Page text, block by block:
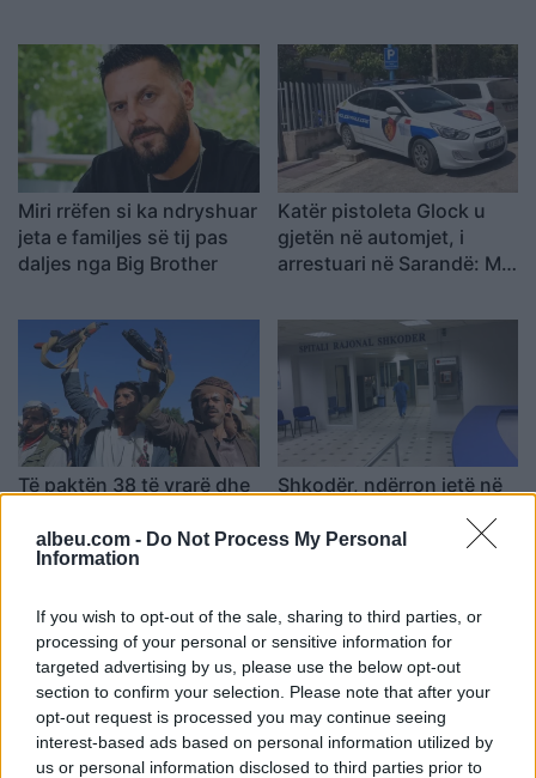
albeu.com - Do Not Process My Personal
Information
If you wish to opt-out of the sale, sharing to third parties, or
processing of your personal or sensitive information for
targeted advertising by us, please use the below opt-out
section to confirm your selection. Please note that after your
opt-out request is processed you may continue seeing
interest-based ads based on personal information utilized by
us or personal information disclosed to third parties prior to
Miri rrëfen si ka ndryshuar
jeta e familjes së tij pas
daljes nga Big Brother
Katër pistoleta Glock u
gjetën në automjet, i
arrestuari në Sarandë: Më
Të paktën 38 të vrarë dhe
e Huthive me raketa dhe
dronë kundër ushtrisë së
Shkodër, ndërron jetë në
dyshime për konsumimin
Analiza: Një shqiptar ka
Trump mohon se SHBA-ja